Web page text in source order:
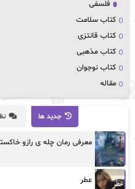
فلسفی
کتاب سلامت
کتاب قانتزی
کتاب مذهبی
کتاب نوجوان
مقاله
جدید ها
معرفی رمان چله ی رازو
عطر